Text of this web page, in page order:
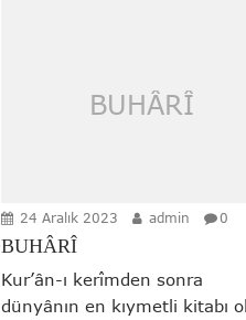
BUHÂRÎ
24 Aralık 2023 admin 0
BUHÂRÎ
Kur’ân-ı kerîmden sonra
dünyânın en kıymetli kitabı